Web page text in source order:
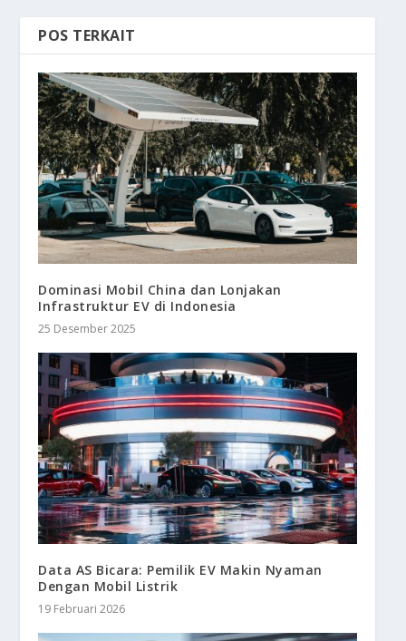
POS TERKAIT
Dominasi Mobil China dan Lonjakan
Infrastruktur EV di Indonesia
25 Desember 2025
Data AS Bicara: Pemilik EV Makin Nyaman
Dengan Mobil Listrik
19 Februari 2026